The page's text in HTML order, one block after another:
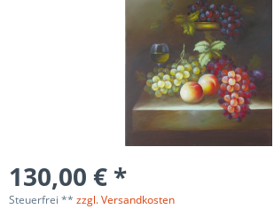
130,00 € *
Steuerfrei ** zzgl. Versandkosten